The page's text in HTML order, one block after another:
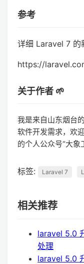
参考
详细 Laravel 7 的
https://
关于作者 🌱
我是来自山东烟台
软件开发需求，欢迎
的个人公众号“大象
标签: Laravel 7
相关推荐
laravel 5.0
处理
laravel 5.0